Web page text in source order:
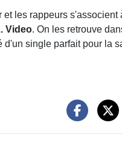
et les rappeurs s'associent
Video. On les retrouve
d'un single parfait pour la